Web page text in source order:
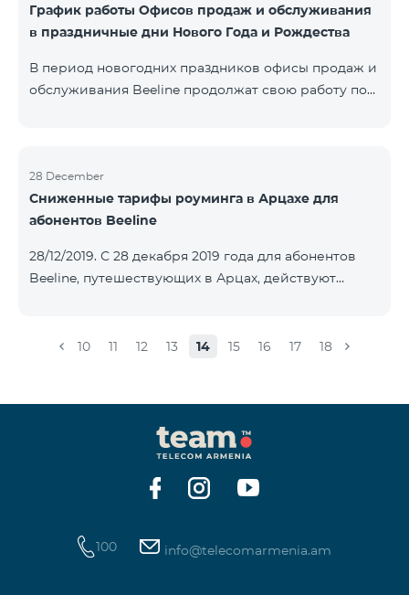
График работы Офисов продаж и обслуживания
в праздничные дни Нового Года и Рождества
В период новогодних праздников офисы продаж и
обслуживания Beeline продолжат свою работу по
2020 года.
28 December
Сниженные тарифы роуминга в Арцахе для
абонентов Beeline
28/12/2019. С 28 декабря 2019 года для абонентов
Beeline, путешествующих в Арцах, действуют
местных звонков в Арцахе - 29 драм/мин, 1 МБ
тарифов в Арцахе будет нести продолжительный
характер тарифов роуминга в Арцахе согласно
Меморандому, подписанному между
Государственной комиссией по регулированию
10 11 12 13 14 15 16 17 18
100 info@telecomarmenia.am